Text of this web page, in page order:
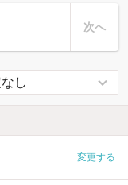
次へ
変更する